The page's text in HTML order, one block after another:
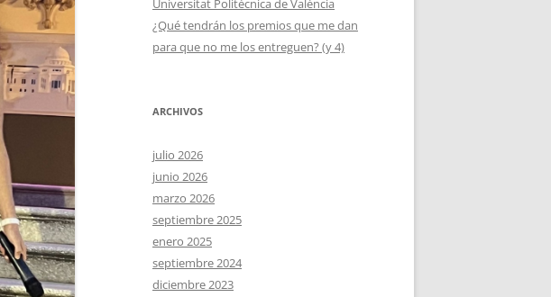
Universitat Politècnica de València
¿Qué tendrán los premios que me dan
para que no me los entreguen? (y 4)
ARCHIVOS
julio 2026
junio 2026
marzo 2026
septiembre 2025
enero 2025
septiembre 2024
diciembre 2023